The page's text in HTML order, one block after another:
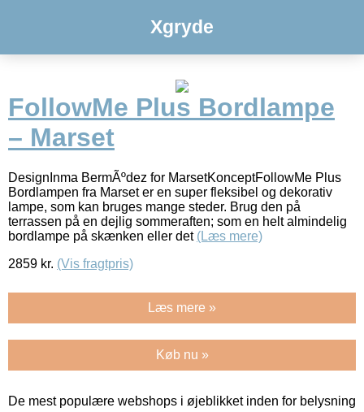
Xgryde
FollowMe Plus Bordlampe
– Marset
DesignInma BermÃºdez for MarsetKonceptFollowMe Plus
Bordlampen fra Marset er en super fleksibel og dekorativ
lampe, som kan bruges mange steder. Brug den på
terrassen på en dejlig sommeraften; som en helt almindelig
bordlampe på skænken eller det (Læs mere)
2859 kr. (Vis fragtpris)
Læs mere »
Køb nu »
De mest populære webshops i øjeblikket inden for belysning